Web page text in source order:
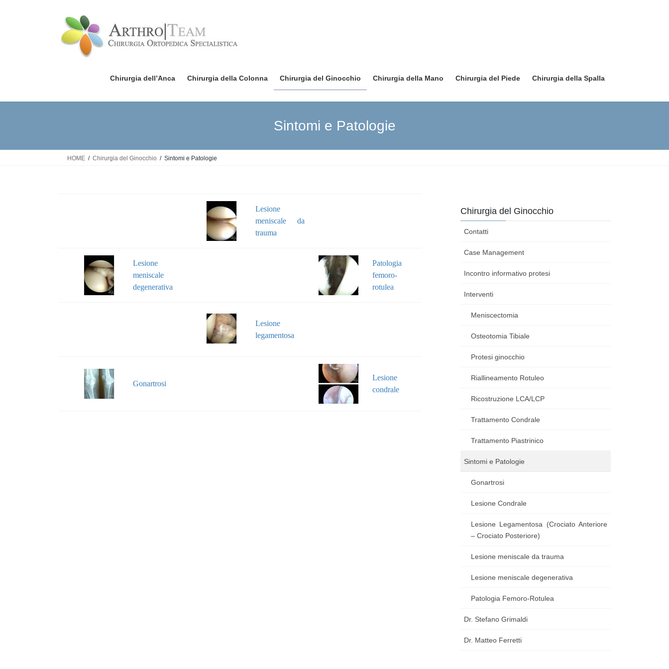
Chirurgia dell’Anca Chirurgia della Colonna Chirurgia del Ginocchio Chirurgia della Mano Chirurgia del Piede Chirurgia della Spalla
Sintomi e Patologie
HOME Chirurgia del Ginocchio Sintomi e Patologie
Lesione
meniscale da
trauma
Lesione
meniscale
degenerativa
Patologia
femoro-
rotulea
Lesione
legamentosa
Gonartrosi
Lesione
condrale
Chirurgia del Ginocchio
Contatti
Case Management
Incontro informativo protesi
Interventi
Meniscectomia
Osteotomia Tibiale
Protesi ginocchio
Riallineamento Rotuleo
Ricostruzione LCA/LCP
Trattamento Condrale
Trattamento Piastrinico
Sintomi e Patologie
Gonartrosi
Lesione Condrale
Lesione Legamentosa (Crociato Anteriore
– Crociato Posteriore)
Lesione meniscale da trauma
Lesione meniscale degenerativa
Patologia Femoro-Rotulea
Dr. Stefano Grimaldi
Dr. Matteo Ferretti